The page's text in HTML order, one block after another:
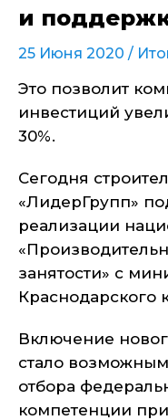
и
25 Июня 2020 /
Это позволит
инвестиций
30%.
Сегодня
«ЛидерГрупп»
реализации
занятости» с
Краснодарского
Включение
стало
отбора
компетенции